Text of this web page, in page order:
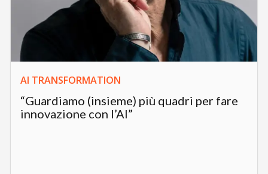
AI TRANSFORMATION
“Guardiamo (insieme) più quadri per fare
innovazione con l’AI”